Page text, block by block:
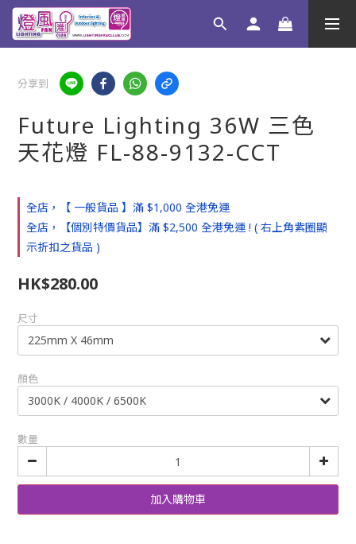
分享到
Future Lighting 36W 三色
天花燈 FL-88-9132-CCT
全店，【 一般貨品 】滿 $1,000 全港免運
全店，【個別特價貨品】滿 $2,500 全港免運 ! ( 右上角紫圈顯
示折扣之貨品 )
HK$280.00
尺寸
顏色
數量
加入購物車